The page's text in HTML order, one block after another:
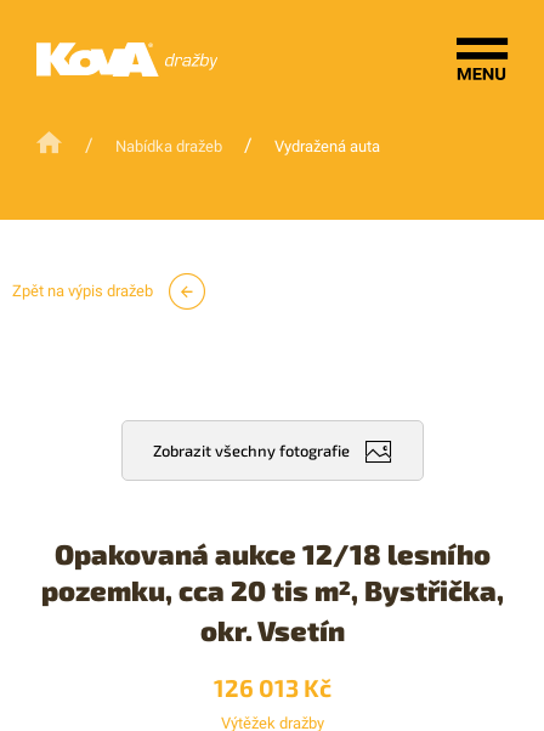
/ Nabídka dražeb / Vydražená auta
Zpět na výpis dražeb
Zobrazit všechny fotografie
Opakovaná aukce 12/18 lesního
pozemku, cca 20 tis m2, Bystřička,
okr. Vsetín
126 013 Kč
Výtěžek dražby